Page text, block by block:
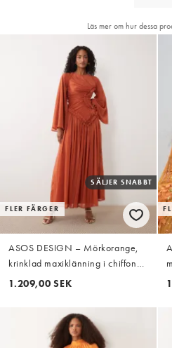
Läs mer om hur dessa
FLER FÄRGER
SÄLJER SNABBT
ASOS DESIGN – Mörkorange,
krinklad maxiklänning i chiffong
med indragen detalj och små
1.209,00 SEK